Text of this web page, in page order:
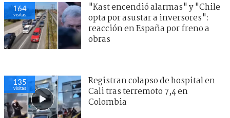
164
visitas
"Kast encendió alarmas" y "Chile
opta por asustar a inversores":
reacción en España por freno a
obras
135
visitas
Registran colapso de hospital en
Cali tras terremoto 7,4 en
Colombia